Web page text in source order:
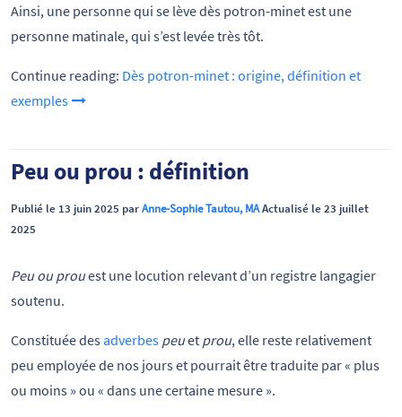
Ainsi, une personne qui se lève dès potron-minet est une
personne matinale, qui s’est levée très tôt.
Continue reading: Dès potron-minet : origine, définition et
exemples
Peu ou prou : définition
Publié le 13 juin 2025 parAnne-Sophie Tautou, MAActualisé le 23 juillet
2025
Peu ou prouest une locution relevant d’un registre langagier
soutenu.
Constituée desadverbes peuet prou, elle reste relativement
peu employée de nos jours et pourrait être traduite par « plus
ou moins » ou « dans une certaine mesure ».